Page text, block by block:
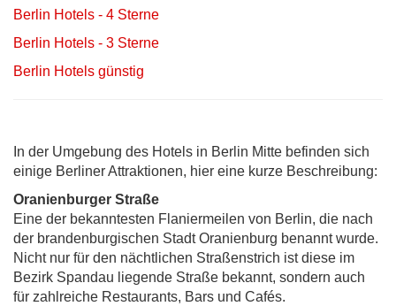
Berlin Hotels - 4 Sterne
Berlin Hotels - 3 Sterne
Berlin Hotels günstig
In der Umgebung des Hotels in Berlin Mitte befinden sich
einige Berliner Attraktionen, hier eine kurze Beschreibung:
Oranienburger Straße
Eine der bekanntesten Flaniermeilen von Berlin, die nach
der brandenburgischen Stadt Oranienburg benannt wurde.
Nicht nur für den nächtlichen Straßenstrich ist diese im
Bezirk Spandau liegende Straße bekannt, sondern auch
für zahlreiche Restaurants, Bars und Cafés.